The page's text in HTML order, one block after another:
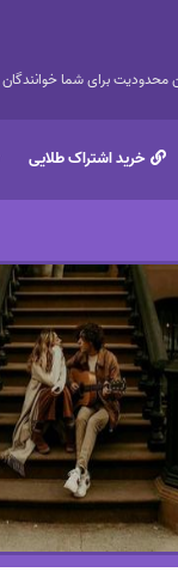
برای شما خوانندگان
خرید اشتراک طلایی